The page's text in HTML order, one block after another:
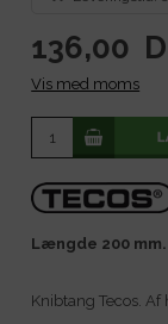
136,00
Vis med moms
Længde 200
Knibtang Tecos.